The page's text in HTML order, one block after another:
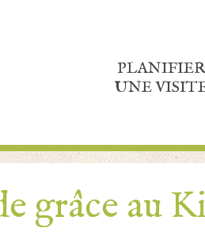
PLANIFIER
UNE
grâce au